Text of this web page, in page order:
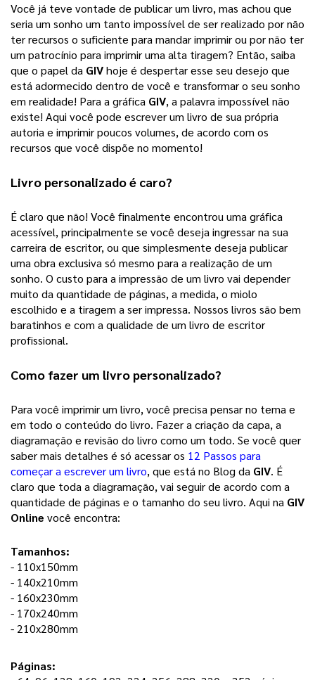
Você já teve vontade de publicar um livro, mas achou que
seria um sonho um tanto impossível de ser realizado por não
ter recursos o suficiente para mandar imprimir ou por não ter
um patrocínio para imprimir uma alta tiragem? Então, saiba
que o papel da GIVhoje é despertar esse seu desejo que
está adormecido dentro de você e transformar o seu sonho
em realidade! Para a gráfica GIV, a palavra impossível não
existe! Aqui você pode escrever um livro de sua própria
autoria e imprimir poucos volumes, de acordo com os
recursos que você dispõe no momento!
Livro personalizado é caro?
É claro que não! Você finalmente encontrou uma gráfica
acessível, principalmente se você deseja ingressar na sua
carreira de escritor, ou que simplesmente deseja publicar
uma obra exclusiva só mesmo para a realização de um
sonho. O custo para a impressão de um livro vai depender
muito da quantidade de páginas, a medida, o miolo
escolhido e a tiragem a ser impressa. Nossos livros são bem
baratinhos e com a qualidade de um livro de escritor
profissional.
Como fazer um livro personalizado?
Para você imprimir um livro, você precisa pensar no tema e
em todo o conteúdo do livro. Fazer a criação da capa, a
diagramação e revisão do livro como um todo. Se você quer
saber mais detalhes é só acessar os 12 Passos para
começar a escrever um livro, que está no Blog da GIV. É
claro que toda a diagramação, vai seguir de acordo com a
quantidade de páginas e o tamanho do seu livro. Aqui na GIV
Online você encontra:
Tamanhos:
- 110x150mm
- 140x210mm
- 160x230mm
- 170x240mm
- 210x280mm
Páginas: